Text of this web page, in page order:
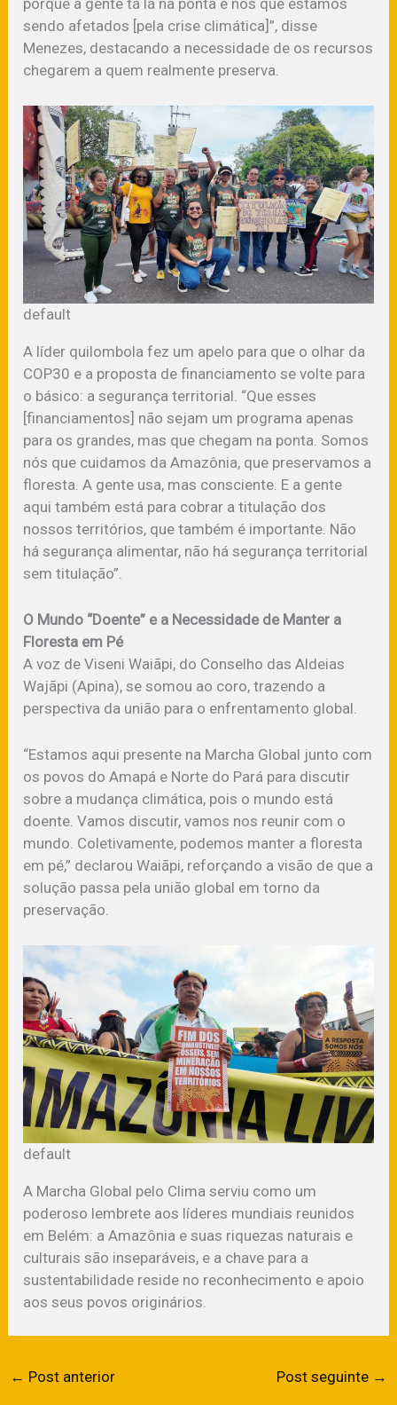
porque a gente tá lá na ponta e nós que estamos
sendo afetados [pela crise climática]”, disse
Menezes, destacando a necessidade de os recursos
chegarem a quem realmente preserva.
default
A líder quilombola fez um apelo para que o olhar da
COP30 e a proposta de financiamento se volte para
o básico: a segurança territorial. “Que esses
[financiamentos] não sejam um programa apenas
para os grandes, mas que chegam na ponta. Somos
nós que cuidamos da Amazônia, que preservamos a
floresta. A gente usa, mas consciente. E a gente
aqui também está para cobrar a titulação dos
nossos territórios, que também é importante. Não
há segurança alimentar, não há segurança territorial
sem titulação”.
O Mundo “Doente” e a Necessidade de Manter a
Floresta em Pé
A voz de Viseni Waiãpi, do Conselho das Aldeias
Wajãpi (Apina), se somou ao coro, trazendo a
perspectiva da união para o enfrentamento global.
“Estamos aqui presente na Marcha Global junto com
os povos do Amapá e Norte do Pará para discutir
sobre a mudança climática, pois o mundo está
doente. Vamos discutir, vamos nos reunir com o
mundo. Coletivamente, podemos manter a floresta
em pé,” declarou Waiãpi, reforçando a visão de que a
solução passa pela união global em torno da
preservação.
default
A Marcha Global pelo Clima serviu como um
poderoso lembrete aos líderes mundiais reunidos
em Belém: a Amazônia e suas riquezas naturais e
culturais são inseparáveis, e a chave para a
sustentabilidade reside no reconhecimento e apoio
aos seus povos originários.
← Post anterior Post seguinte →